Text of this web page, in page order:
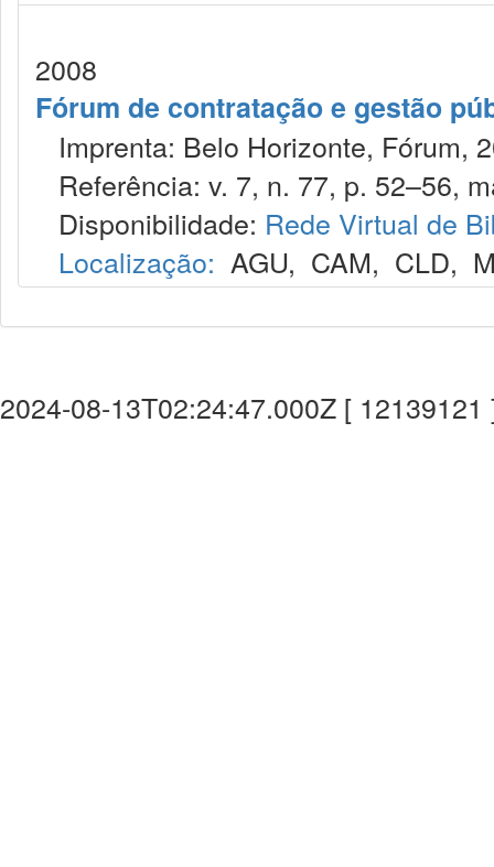
2008
Fórum de contratação e gestão
Imprenta: Belo Horizonte, Fórum,
Referência: v. 7, n. 77, p. 52–56,
Disponibilidade: Rede Virtual de
Localização: AGU, CAM, CLD,
2024-08-13T02:24:47.000Z [ 12139121